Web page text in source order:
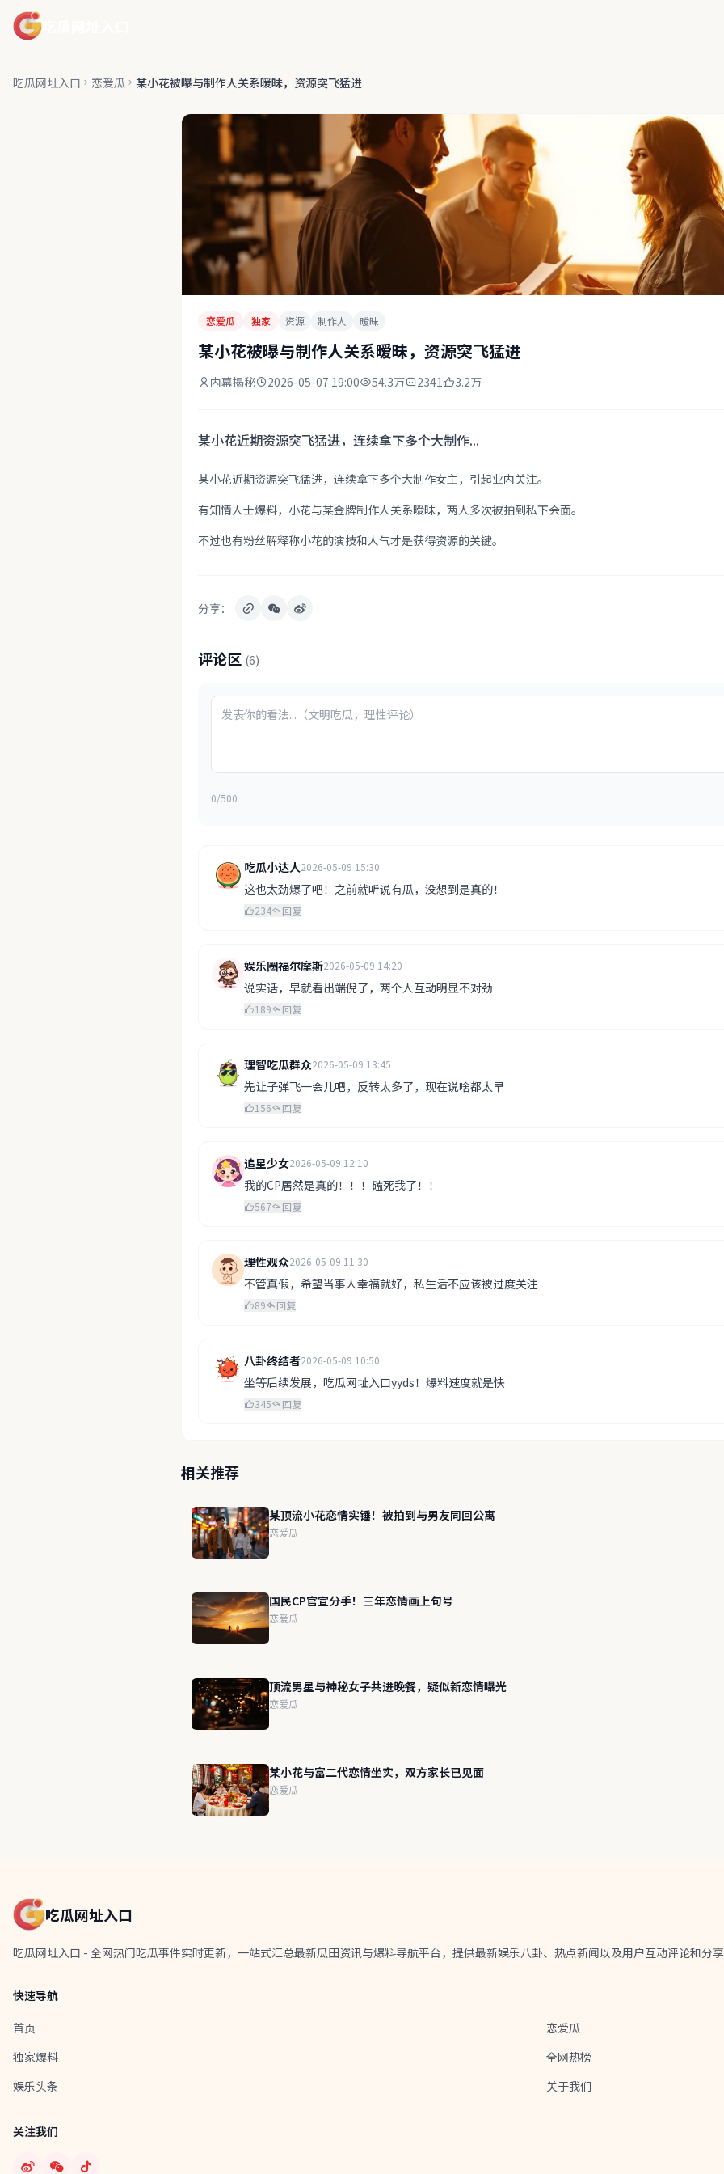
吃瓜网址入口 恋爱瓜 某小花被曝与制作人关系暧昧，资源突飞猛进
恋爱瓜 独家 资源 制作人 暧昧
某小花被曝与制作人关系暧昧，资源突飞猛进
内幕揭秘 2026-05-07 19:00 54.3万 2341 3.2万
某小花近期资源突飞猛进，连续拿下多个大制作...
某小花近期资源突飞猛进，连续拿下多个大制作女主，引起业内关注。
有知情人士爆料，小花与某金牌制作人关系暧昧，两人多次被拍到私下会面。
不过也有粉丝解释称小花的演技和人气才是获得资源的关键。
分享：
评论区 (6)
0/500
吃瓜小达人2026-05-09 15:30
这也太劲爆了吧！之前就听说有瓜，没想到是真的！
234 回复
娱乐圈福尔摩斯2026-05-09 14:20
说实话，早就看出端倪了，两个人互动明显不对劲
189 回复
理智吃瓜群众2026-05-09 13:45
先让子弹飞一会儿吧，反转太多了，现在说啥都太早
156 回复
追星少女2026-05-09 12:10
我的CP居然是真的！！！磕死我了！！
567 回复
理性观众2026-05-09 11:30
不管真假，希望当事人幸福就好，私生活不应该被过度关注
89 回复
八卦终结者2026-05-09 10:50
坐等后续发展，吃瓜网址入口yyds！爆料速度就是快
345 回复
相关推荐
某顶流小花恋情实锤！被拍到与男友同回公寓
恋爱瓜
国民CP官宣分手！三年恋情画上句号
恋爱瓜
顶流男星与神秘女子共进晚餐，疑似新恋情曝光
恋爱瓜
某小花与富二代恋情坐实，双方家长已见面
恋爱瓜
吃瓜网址入口
吃瓜网址入口 - 全网热门吃瓜事件实时更新，一站式汇总最新瓜田资讯与爆料导航平台，提供最新娱乐八卦、热点新闻以及用户互动评论和分
快速导航
首页
恋爱瓜
独家爆料
全网热榜
娱乐头条
关于我们
关注我们